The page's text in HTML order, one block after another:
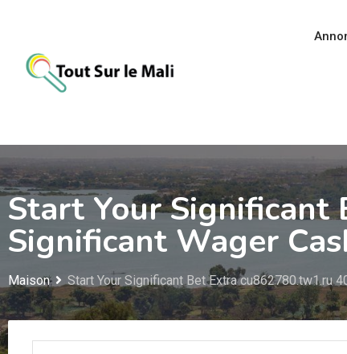
contenu
Start Your Significant
Significant Wager
Maison Start Your Significant Bet Extra cu862780.tw1.ru